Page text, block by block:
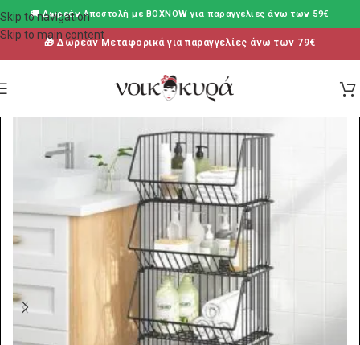
Skip to navigation
Skip to main content
🚚 Δωρεάν Aποστολή με BOXNOW για παραγγελίες άνω των 59€
🎁 Δωρεάν Μεταφορικά για παραγγελίες άνω των 79€